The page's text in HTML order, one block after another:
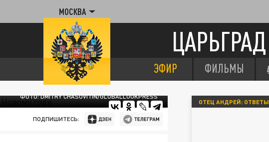
МОСКВА
ЦАРЬГРАД
ЭФИР ФИЛЬМЫ
ФОТО: DMITRY CHASOVITIN/GLOBALLOOKPRESS
ПОДПИШИТЕСЬ:
ОТЕЦ АНДРЕЙ: ОТВЕТЫ